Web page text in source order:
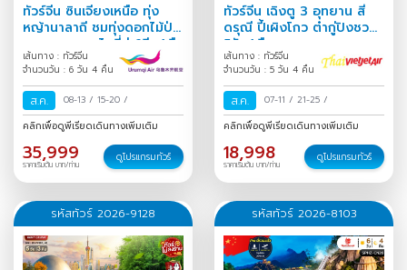
ทัวร์จีน ซินเจียงเหนือ ทุ่ง
หญ้านาลาถี ชมทุ่งดอกไม้ป่า
บาน ทะเลสาบไซลี่มู่ 6วีน4คืน
เส้นทาง : ทัวร์จีน
จำนวนวัน : 6 วัน 4 คืน
ส.ค. 08-13 / 15-20 /
คลิกเพื่อดูพีเรียดเดินทางเพิ่มเติม
35,999
ราคาเริ่มต้น บาท/ท่าน
ดูโปรแกรมทัวร์
ทัวร์จีน เฉิงตู 3 อุทยาน สี่
ดรุณี ปี้เผิงโกว ต๋ากู่ปิงชวน
5วัน4คืน
เส้นทาง : ทัวร์จีน
จำนวนวัน : 5 วัน 4 คืน
ส.ค. 07-11 / 21-25 /
คลิกเพื่อดูพีเรียดเดินทางเพิ่มเติม
18,998
ราคาเริ่มต้น บาท/ท่าน
ดูโปรแกรมทัวร์
รหัสทัวร์ 2026-9128 รหัสทัวร์ 2026-8103